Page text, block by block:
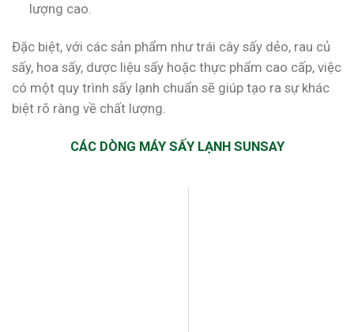
lượng cao.
Đặc biệt, với các sản phẩm như trái cây sấy dẻo, rau củ
sấy, hoa sấy, dược liệu sấy hoặc thực phẩm cao cấp, việc
có một quy trình sấy lạnh chuẩn sẽ giúp tạo ra sự khác
biệt rõ ràng về chất lượng.
CÁC DÒNG MÁY SẤY LẠNH SUNSAY